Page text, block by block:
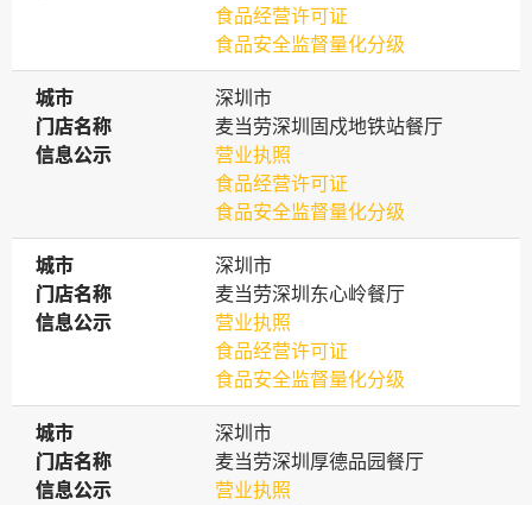
食品经营许可证
食品安全监督量化分级
城市
城市
深圳市
门店名称
门店名称
麦当劳深圳固戍地铁站餐厅
信息公示
信息公示
营业执照
食品经营许可证
食品安全监督量化分级
城市
城市
深圳市
门店名称
门店名称
麦当劳深圳东心岭餐厅
信息公示
信息公示
营业执照
食品经营许可证
食品安全监督量化分级
城市
城市
深圳市
门店名称
门店名称
麦当劳深圳厚德品园餐厅
信息公示
信息公示
营业执照